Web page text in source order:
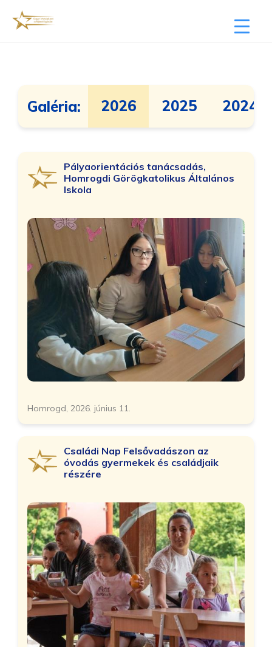
Galéria: 2026 2025 2024
Pályaorientációs tanácsadás,
Homrogdi Görögkatolikus Általános
Iskola
Homrogd, 2026. június 11.
Családi Nap Felsővadászon az
óvodás gyermekek és családjaik
részére